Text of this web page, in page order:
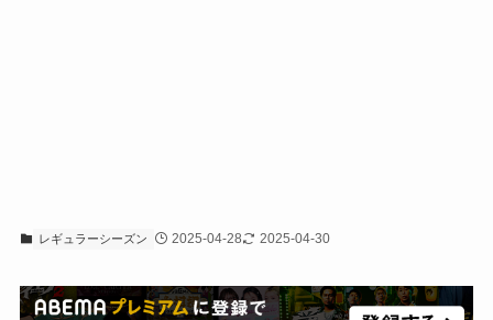
レギュラーシーズン 2025-04-28 2025-04-30